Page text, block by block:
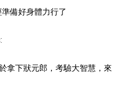
備好身體力行了
拿下狀元郎，考驗大智慧，來